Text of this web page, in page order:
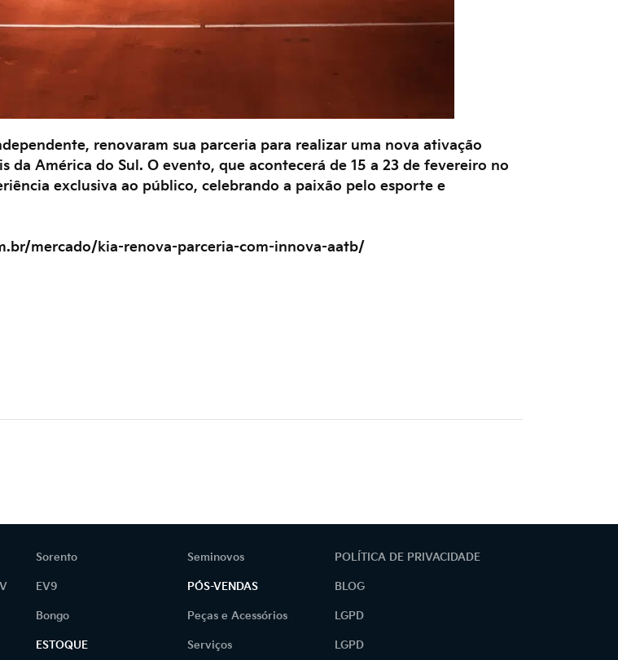
renovaram sua parceria para realizar uma nova ativação
América do Sul. O evento, que acontecerá de 15 a 23 de fevereiro no
exclusiva ao público, celebrando a paixão pelo esporte e
mercado/kia-renova-parceria-com-innova-aatb/
Sorento
EV9
Bongo
ESTOQUE
Seminovos
PÓS-VENDAS
Peças e Acessórios
Serviços
POLÍTICA DE PRIVACIDADE
BLOG
LGPD
LGPD